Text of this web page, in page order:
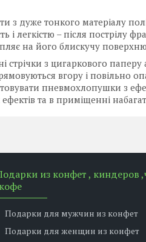
з дуже тонкого матеріалу
і легкістю – після пострілу
на його блискучу
стрічки з цигаркового
вгору і повільно
пневмохлопушки з
та в приміщенні
из конфет , киндеров
Подарки для мужчин из конфет
Подарки для женщин из конфет